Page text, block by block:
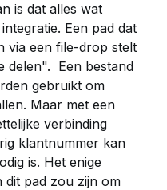
is dat alles wat
Een pad dat
via een file-drop stelt
delen". Een bestand
gebruikt om
Maar met een
verbinding
klantnummer kan
is. Het enige
dit pad zou zijn om